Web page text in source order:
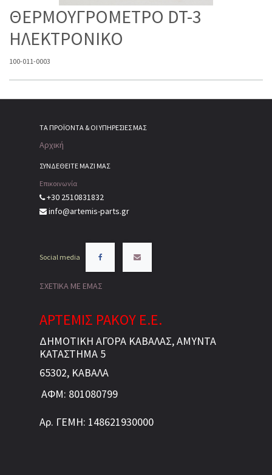
ΘΕΡΜΟΥΓΡΟΜΕΤΡΟ DT-3
ΗΛΕΚΤΡΟΝΙΚΟ
100-011-0003
ΤΑ ΠΡΟΪΌΝΤΑ & ΟΙ ΥΠΗΡΕΣΊΕΣ ΜΑΣ
Αρχική
ΣΥΝΔΕΘΕΙΤΕ ΜΑΖΙ ΜΑΣ
Επικοινωνία
+30 2510831832
info@artemis-parts.gr
Social media
ΣΧΕΤΙΚΑ ΜΕ ΕΜΑΣ
ΑΡΤΕΜΙΣ ΡΑΚΟΥ Ε.Ε.
ΔΗΜΟΤΙΚΗ ΑΓΟΡΑ ΚΑΒΑΛΑΣ, ΑΜΥΝΤΑ
ΚΑΤΑΣΤΗΜΑ 5
65302, ΚΑΒΑΛΑ
ΑΦΜ: 801080799
Αρ. ΓΕΜΗ: 148621930000